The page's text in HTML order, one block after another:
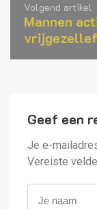
Volgend artikel
Mannen
Geef een
Je e-
Vereiste